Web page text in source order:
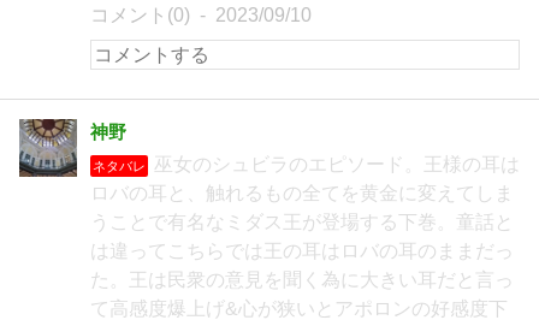
コメント(0) 2023/09/10
神野
ネタバレ
巫女のシュビラのエピソード。王様の耳は
ロバの耳と、触れるもの全てを黄金に変えてしま
うことで有名なミダス王が登場する下巻。童話と
は違ってこちらでは王の耳はロバの耳のままだっ
た。王は民衆の意見を聞く為に大きい耳だと言っ
て高感度爆上げ&心が狭いとアポロンの好感度下